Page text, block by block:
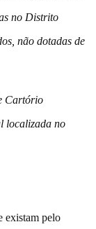
no Distrito
não dotadas de
Cartório
localizada no
pelo